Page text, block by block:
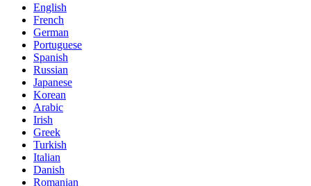
English
French
German
Portuguese
Spanish
Russian
Japanese
Korean
Arabic
Irish
Greek
Turkish
Italian
Danish
Romanian